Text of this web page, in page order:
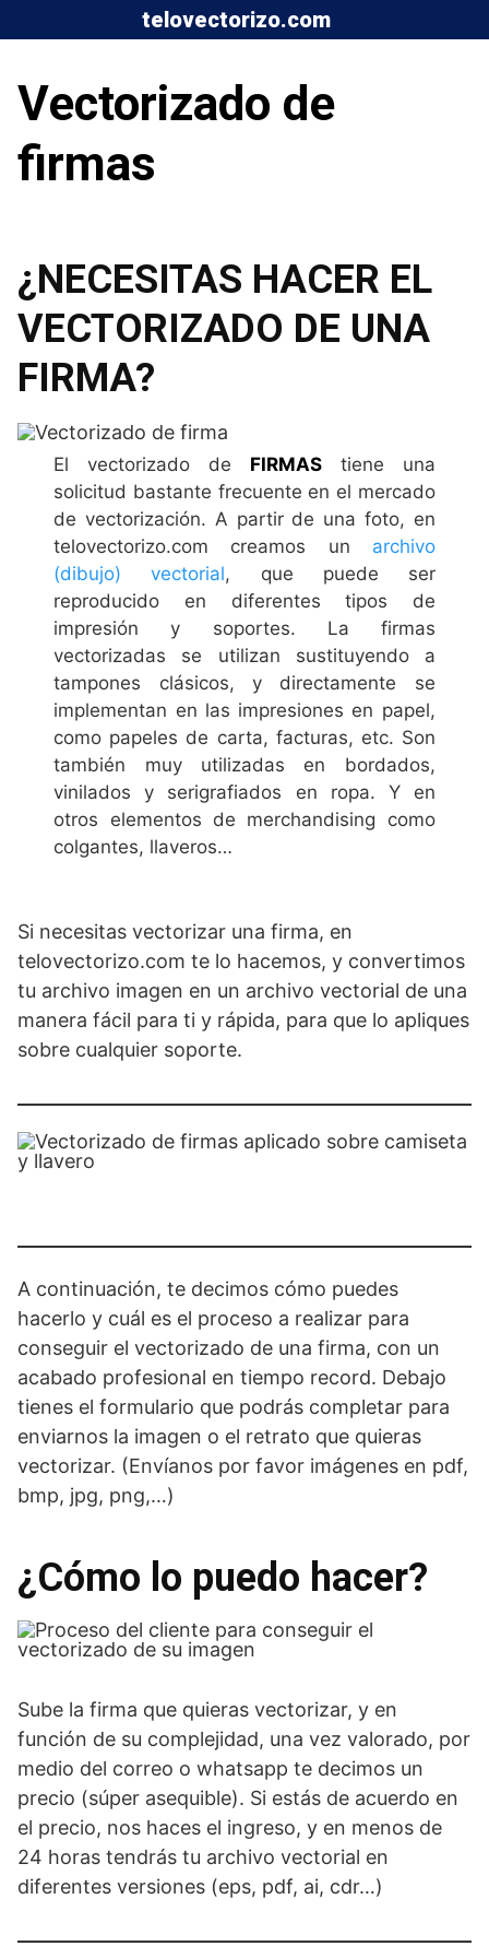
al
telovectorizo.com
Vectorizado de
firmas
¿NECESITAS HACER EL
VECTORIZADO DE UNA
FIRMA?
El vectorizado de FIRMAStiene una
solicitud bastante frecuente en el mercado
de vectorización. A partir de una foto, en
telovectorizo.com creamos un archivo
(dibujo) vectorial, que puede ser
reproducido en diferentes tipos de
impresión y soportes. La firmas
vectorizadas se utilizan sustituyendo a
tampones clásicos, y directamente se
implementan en las impresiones en papel,
como papeles de carta, facturas, etc. Son
también muy utilizadas en bordados,
vinilados y serigrafiados en ropa. Y en
otros elementos de merchandising como
colgantes, llaveros…
Si necesitas vectorizar una firma, en
telovectorizo.com te lo hacemos, y convertimos
tu archivo imagen en un archivo vectorial de una
manera fácil para ti y rápida, para que lo apliques
sobre cualquier soporte.
A continuación, te decimos cómo puedes
hacerlo y cuál es el proceso a realizar para
conseguir el vectorizado de una firma, con un
acabado profesional en tiempo record. Debajo
tienes el formulario que podrás completar para
enviarnos la imagen o el retrato que quieras
vectorizar. (Envíanos por favor imágenes en pdf,
bmp, jpg, png,…)
¿Cómo lo puedo hacer?
Sube la firma que quieras vectorizar, y en
función de su complejidad, una vez valorado, por
medio del correo o whatsapp te decimos un
precio (súper asequible). Si estás de acuerdo en
el precio, nos haces el ingreso, y en menos de
24 horas tendrás tu archivo vectorial en
diferentes versiones (eps, pdf, ai, cdr…)